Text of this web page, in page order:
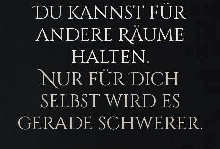
Du kannst für
andere Räume
halten.
Nur für Dich
selbst wird es
gerade schwerer.